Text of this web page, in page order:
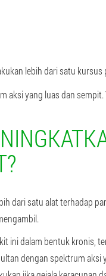
lebih dari satu kursus
aksi yang luas dan
dari satu alat terhadap
ini dalam bentuk kronis,
dengan spektrum aksi